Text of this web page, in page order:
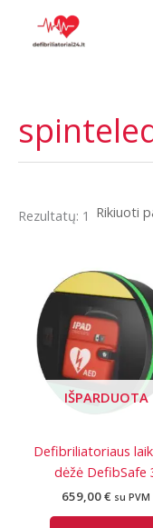
turinio
Rezultatų: 1
IŠPARDUOTA
Defibriliatoriaus
dėžė DefibSafe
659,00€ su PVM